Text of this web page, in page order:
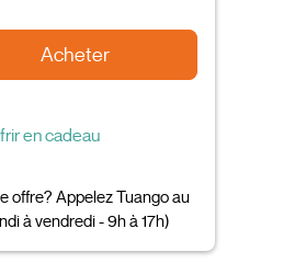
Acheter
en cadeau
offre? Appelez Tuango au
à vendredi - 9h à 17h)